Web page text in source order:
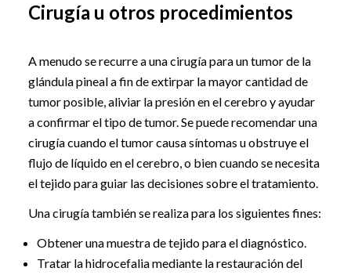
Cirugía u otros procedimientos
A menudo se recurre a una cirugía para un tumor de la
glándula pineal a fin de extirpar la mayor cantidad de
tumor posible, aliviar la presión en el cerebro y ayudar
a confirmar el tipo de tumor. Se puede recomendar una
cirugía cuando el tumor causa síntomas u obstruye el
flujo de líquido en el cerebro, o bien cuando se necesita
el tejido para guiar las decisiones sobre el tratamiento.
Una cirugía también se realiza para los siguientes fines:
Obtener una muestra de tejido para el diagnóstico.
Tratar la hidrocefalia mediante la restauración del